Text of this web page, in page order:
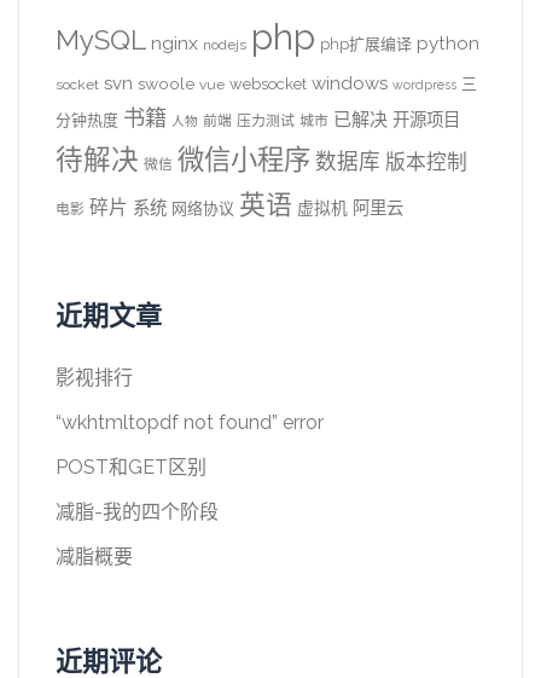
MySQL nginx nodejs php php扩展编译 python
socket svn swoole vue websocket windows wordpress 三
分钟热度 书籍 人物 前端 压力测试 城市 已解决 开源项目
待解决 微信 微信小程序 数据库 版本控制
电影 碎片 系统 网络协议 英语 虚拟机 阿里云
近期文章
影视排行
“wkhtmltopdf not found” error
POST和GET区别
减脂-我的四个阶段
减脂概要
近期评论